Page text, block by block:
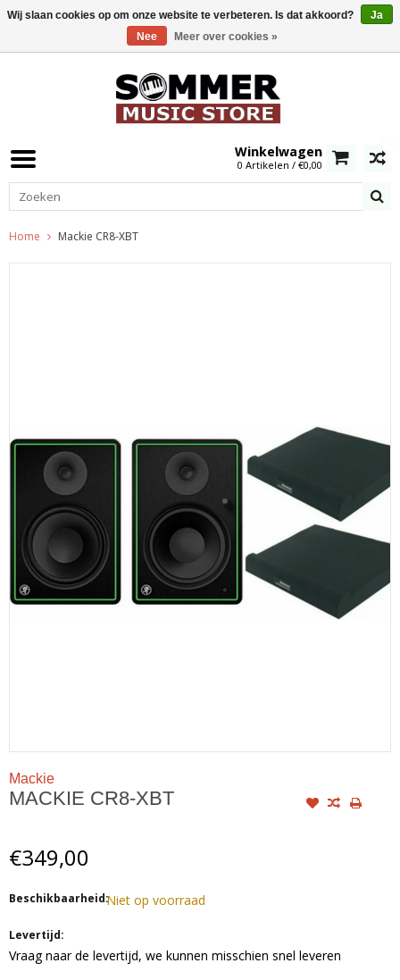
Winkelwagen
0 Artikelen / €0,00
Home Mackie CR8-XBT
Mackie
MACKIE CR8-XBT
€349,00
Beschikbaarheid:Niet op voorraad
Levertijd:
Vraag naar de levertijd, we kunnen misschien snel leveren
Wij slaan cookies op om onze website te verbeteren. Is dat akkoord?
Ja
Nee
Meer over cookies »